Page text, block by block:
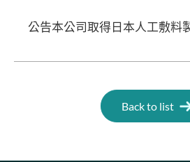
Back to list